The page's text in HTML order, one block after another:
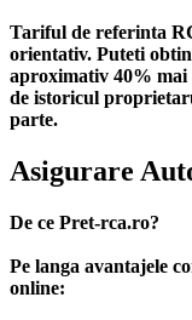
Tariful de referinta
orientativ. Puteti
aproximativ 40% mai
de istoricul
parte.
Asigurare
De ce Pret-rca.ro?
Pe langa avantajele
online: